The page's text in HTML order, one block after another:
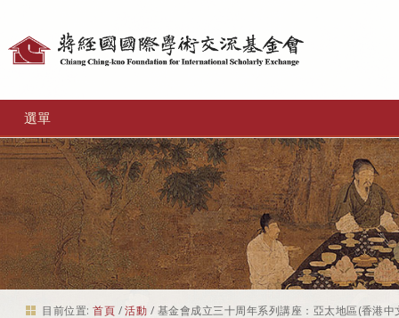
選單
目前位置: 首頁 /活動 / 基金會成立三十周年系列講座：亞太地區(香港中